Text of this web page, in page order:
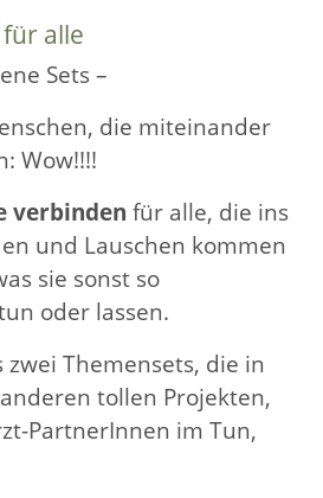
alle
Sets –
die miteinander
Wow!!!!
verbinden für alle, die ins
und Lauschen kommen
sie sonst so
oder lassen.
zwei Themensets, die in
tollen Projekten,
PartnerInnen im Tun,